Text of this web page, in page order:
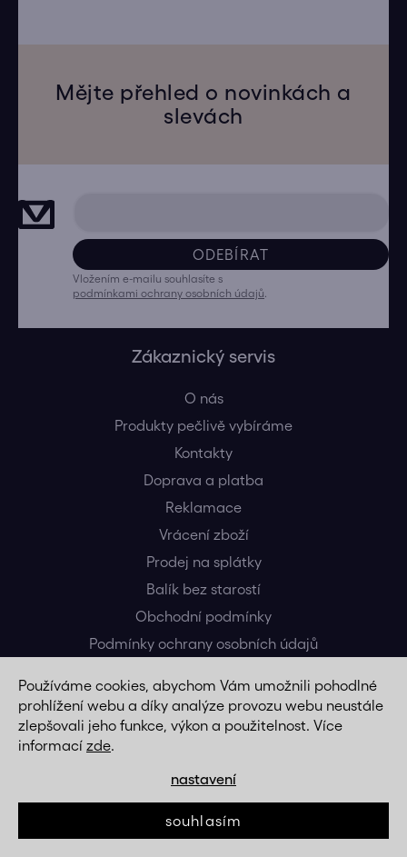
Používáme cookies, abychom Vám umožnili pohodlné
prohlížení webu a díky analýze provozu webu neustále
zlepšovali jeho funkce, výkon a použitelnost. Více
informací zde.
nastavení
souhlasím
Mějte přehled o novinkách a
slevách
ODEBÍRAT
Vložením e-mailu souhlasíte s
podmínkami ochrany osobních údajů
Zákaznický servis
O nás
Produkty pečlivě vybíráme
Kontakty
Doprava a platba
Reklamace
Vrácení zboží
Prodej na splátky
Balík bez starostí
Obchodní podmínky
Podmínky ochrany osobních údajů
Kontakt